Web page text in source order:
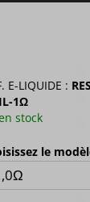
E-LIQUIDE :
1Ω
stock
le